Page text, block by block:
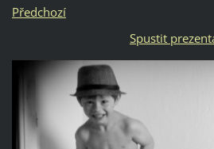
Předchozí
Spustit